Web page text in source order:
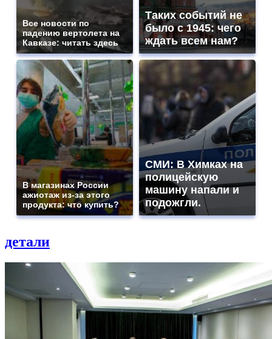
Все новости по
падению вертолета на
Кавказе: читать здесь
Таких событий не
было с 1945: чего
ждать всем нам?
В магазинах России
ажиотаж из-за этого
продукта: что купить?
СМИ: В Химках на
полицейскую
машину напали и
подожгли.
детали